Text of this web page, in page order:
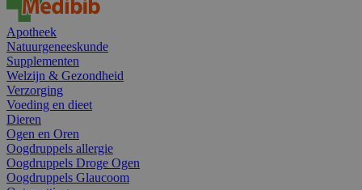
Apotheek
Natuurgeneeskunde
Supplementen
Welzijn & Gezondheid
Verzorging
Voeding en dieet
Dieren
Ogen en Oren
Oogdruppels allergie
Oogdruppels Droge Ogen
Oogdruppels Glaucoom